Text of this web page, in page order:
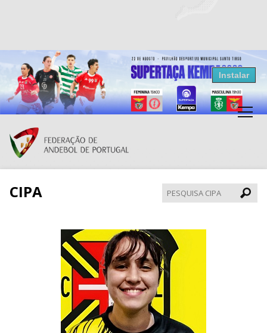
Resultados Andebol
Federação de Andebol de Portugal
Grátis - Disponivel na Play Store
Instalar
CIPA
CIPA